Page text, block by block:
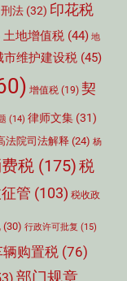
刑法 (32) 印花税
土地增值税 (44) 地
市维护建设税 (45)
增值税 (19) 契
(14) 律师文集 (31)
法院司法解释 (24) 杨
税 (175)税
管 (103) 税收政
(30) 行政许可批复 (15)
辆购置税 (76)